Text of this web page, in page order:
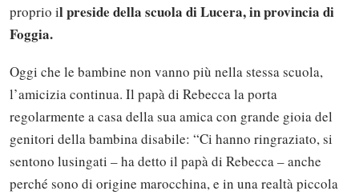
proprio il preside della scuola di Lucera, in provincia di
Foggia.
Oggi che le bambine non vanno più nella stessa scuola,
l’amicizia continua. Il papà di Rebecca la porta
regolarmente a casa della sua amica con grande gioia del
genitori della bambina disabile: “Ci hanno ringraziato, si
sentono lusingati – ha detto il papà di Rebecca – anche
perché sono di origine marocchina, e in una realtà piccola